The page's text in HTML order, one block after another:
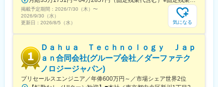
す。子育て、介護している社員も在籍しており、仕事がしやすい
環境です。
人のエンジニアとして自由な働き方ができます。（1）コンサルタ
ント、（2）エキスパート、（3）マネージメントの 3 つのキャリ
アを自分で選択できます。また、どのキャリアを選んだとしても
給与体系に差異はなく、例えばマネージメントにならないと給与
が上がらないといったことはありません。
掲載予定期間： 2026/7/30（木） 〜
2026/9/30（水）
更新日： 2026/8/5（水） 気になる
Ｄａｈｕａ Ｔｅｃｈｎｏｌｏｇｙ Ｊａｐ
ａｎ合同会社(グループ会社／ダーファテク
ノロジージャパン)
プリセールスエンジニア／年俸600万円～／市場シェア世界2位